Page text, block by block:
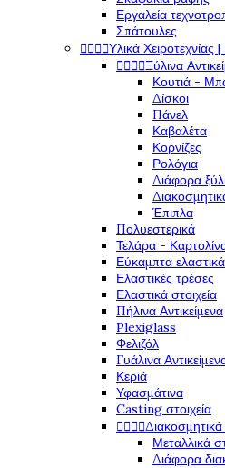
Εργαλεία
Σπάτουλες
Υλικά
Ξύλινα
Κουτιά -
Δίσκοι
Πάνελ
Καβαλέτα
Κορνίζες
Ρολόγια
Διάφορα
Έπιπλα
Πολυεστερικά
Τελάρα -
Εύκαμπτα ελαστικά
Ελαστικές τρέσες
Ελαστικά στοιχεία
Πήλινα Αντικείμενα
Plexiglass
Φελιζόλ
Γυάλινα
Κεριά
Υφασμάτινα
Casting στοιχεία
Διακοσμητικά
Μεταλλικά
Διάφορα